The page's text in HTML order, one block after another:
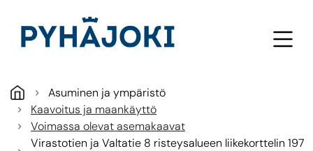
Asuminen ja ympäristö
Kaavoitus ja maankäyttö
Voimassa olevat asemakaavat
Virastotien ja Valtatie 8 risteysalueen liikekorttelin 197